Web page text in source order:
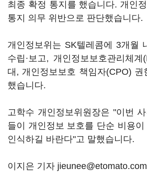
최종 확정 통지를 했습니다. 개인
통지 의무 위반으로 판단했습니다.
개인정보위는 SK텔레콤에 3개월
수립·보고, 개인정보보호관리체
대, 개인정보보호 책임자(CPO) 권
했습니다.
고학수 개인정보위원장은 "이번
들이 개인정보 보호를 단순 비용
인식하길 바란다"고 말했습니다.
이지은 기자 jieunee@etomato.com